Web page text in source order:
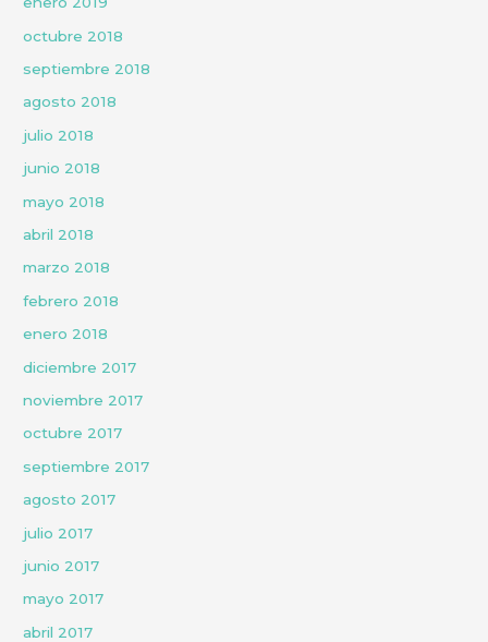
octubre 2018
septiembre 2018
agosto 2018
julio 2018
junio 2018
mayo 2018
abril 2018
marzo 2018
febrero 2018
enero 2018
diciembre 2017
noviembre 2017
octubre 2017
septiembre 2017
agosto 2017
julio 2017
junio 2017
mayo 2017
abril 2017